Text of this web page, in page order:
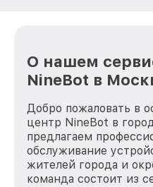
О нашем
NineBot в
Добро пожаловать в
центр NineBot в
предлагаем
обслуживание
жителей города и
команда состоит из